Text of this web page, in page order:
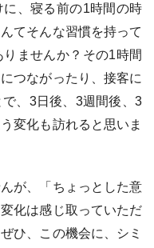
、寝る前の1時間の時
てそんな習慣を持って
ませんか？その1時間
つながったり、接客に
、3日後、3週間後、3
変化も訪れると思いま
が、「ちょっとした意
化は感じ取っていただ
ひ、この機会に、シミ